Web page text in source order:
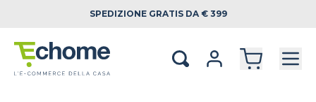
SPEDIZIONE GRATIS DA € 399